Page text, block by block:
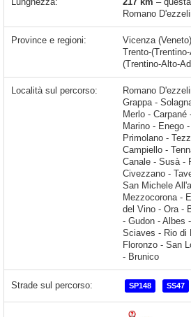
Romano
Province e regioni:
Vicenza
Trento-
(Trentino-Alto-
Località sul percorso: Romano D'ezzelino - Campese - Pove del Grappa - Solagna - Mignano - Valbrenta - Merlo - Carpané - Mori - San Gaetano - San Marino - Enego - Fosse - San Vito - Primolano -
Strade sul percorso: SP148 SS47